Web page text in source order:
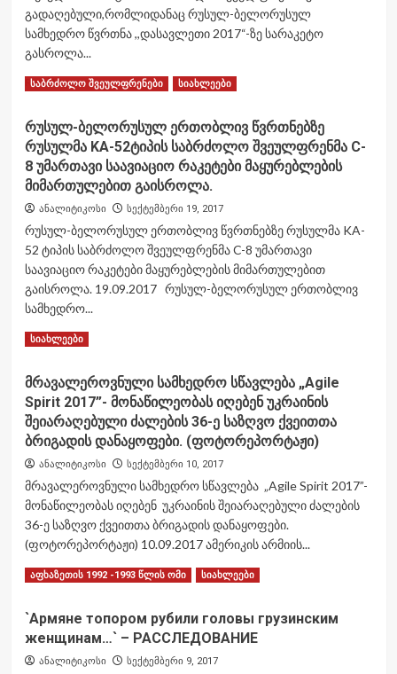
გადაღებული,რომლიდანაც რუსულ-ბელორუსულ
სამხედრო წვრთნა ,,დასავლეთი 2017“-ზე სარაკეტო
გასროლა...
Read MoreRead
სოციალურ
ქსელში
ვიდეო
გავრცელდა,
რომელიც
იმ
რუსული
KA-
52
ტიპის
საბრძოლო
შვეულფრენის
კაბინაშია
გადაღებული,რომლიდანაც
ბელორუსულ
სამხედრო
წვრთნა
,,დასავლეთი
2017“-
ზე
სარაკეტო
გასროლა
განხორციელდა.
საბრძოლო შვეულფრენები სიახლეები
რუსულ-ბელორუსულ ერთობლივ წვრთნებზე
რუსულმა KA-52ტიპის საბრძოლო შვეულფრენმა C-
8 უმართავი საავიაციო რაკეტები მაყურებლების
მიმართულებით გაისროლა.
ანალიტიკოსი სექტემბერი 19, 2017
რუსულ-ბელორუსულ ერთობლივ წვრთნებზე რუსულმა KA-
52 ტიპის საბრძოლო შვეულფრენმა C-8 უმართავი
საავიაციო რაკეტები მაყურებლების მიმართულებით
გაისროლა. 19.09.2017 რუსულ-ბელორუსულ ერთობლივ
სამხედრო...
Read MoreRead
რუსულ-
ბელორუსულ
ერთობლივ
წვრთნებზე
რუსულმა
KA-
52ტიპის
საბრძოლო
შვეულფრენმა
C-
8
უმართავი
მაყურებლების
მიმართულებით
გაისროლა.
სიახლეები
მრავალეროვნული სამხედრო სწავლება „Agile
Spirit 2017”- მონაწილეობას იღებენ უკრაინის
შეიარაღებული ძალების 36-ე საზღვო ქვეითთა
ბრიგადის დანაყოფები. (ფოტორეპორტაჟი)
ანალიტიკოსი სექტემბერი 10, 2017
მრავალეროვნული სამხედრო სწავლება „Agile Spirit 2017”-
მონაწილეობას იღებენ უკრაინის შეიარაღებული ძალების
36-ე საზღვო ქვეითთა ბრიგადის დანაყოფები.
(ფოტორეპორტაჟი) 10.09.2017 ამერიკის არმიის...
Read MoreRead
მრავალეროვნული
სამხედრო
სწავლება
აფხაზეთის 1992 -1993 წლის ომი სიახლეები
`Армяне топором рубили головы грузинским
женщинам…` – РАССЛЕДОВАНИЕ
ანალიტიკოსი სექტემბერი 9, 2017